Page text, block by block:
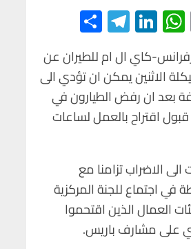
E
m
ail
W
h
at
s
A
p
p
Li
n
ke
dI
n
Te
le
gr
a
m
h
ar
e
كاي ال ام للطيران عن
الاثنين يمكن ان تؤدي الى
وظيفة بعد ان رفض الطيارون في
قبول اقتراح بالعمل لساعات
الى الاضراب تزامنا مع
اجتماع للجنة المركزية
العمال الذين اقتحموا
على مشارف باريس.